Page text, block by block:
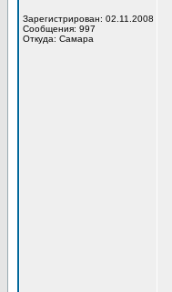
Зарегистрирован: 02.11.2008
Сообщения: 997
Откуда: Самара